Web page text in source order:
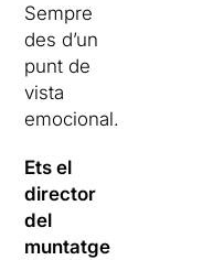
Sempre
des d’un
punt de
vista
emocional.
Ets el
director
del
muntatge